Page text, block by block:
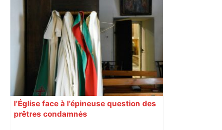
l’Église face à l’épineuse question des
prêtres condamnés